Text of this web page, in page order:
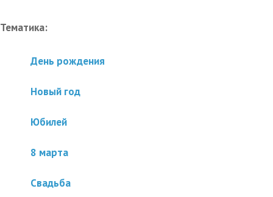
Тематика:
День рождения
Новый год
Юбилей
8 марта
Свадьба